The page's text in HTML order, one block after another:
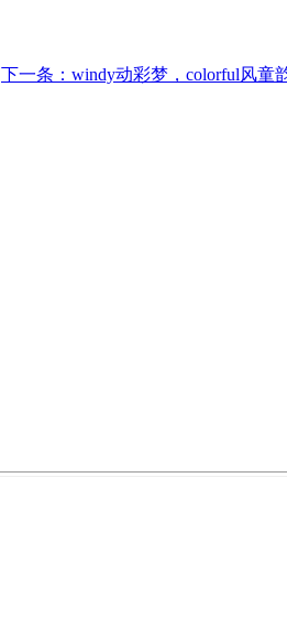
下一条：windy动彩梦，colorful风